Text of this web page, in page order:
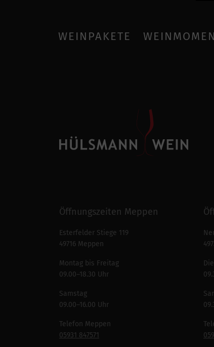
WEINPAKETE
Öffnungszeiten Meppen
Esterfelder Stiege 119
49716 Meppen
Montag bis Freitag
09.00–18.30 Uhr
Samstag
09.00–16.00 Uhr
Telefon Meppen
05931 847571